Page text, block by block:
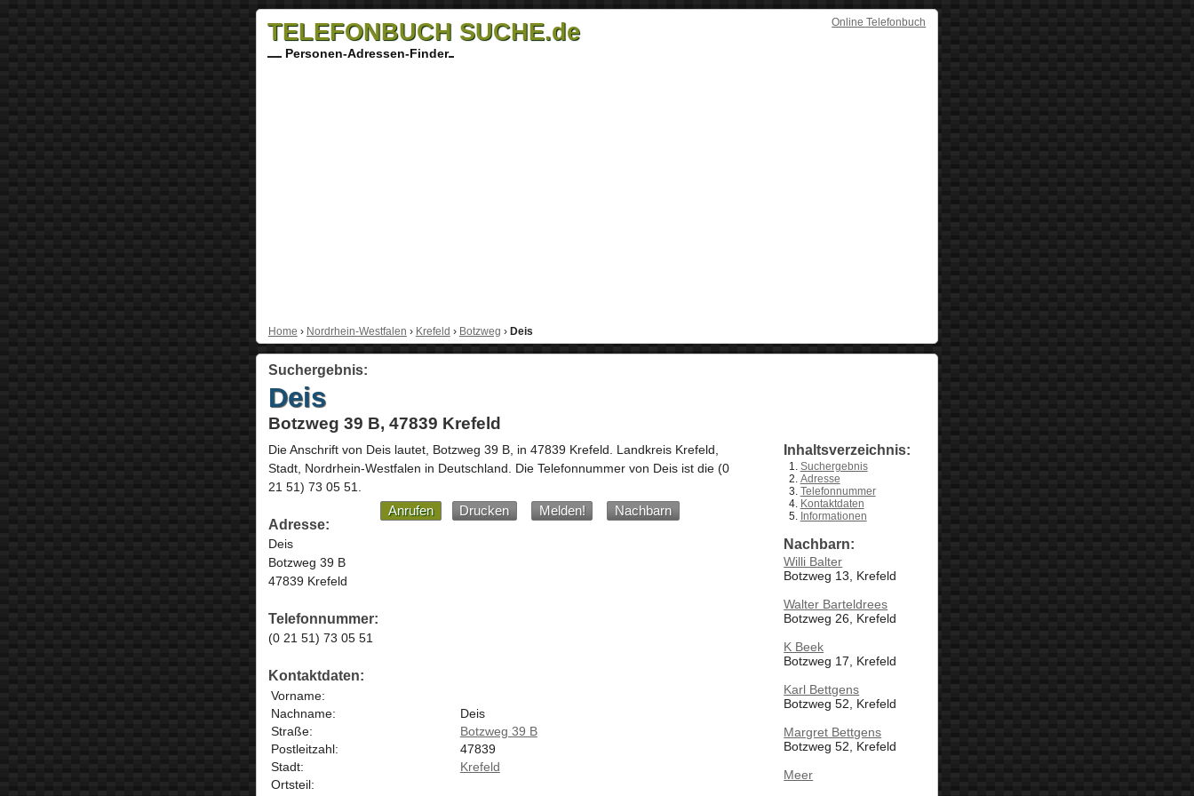
Online Telefonbuch
TELEFONBUCH SUCHE.de
Personen-Adressen-Finder
Home › Nordrhein-Westfalen › Krefeld › Botzweg › Deis
Suchergebnis:
Deis
Botzweg 39 B, 47839 Krefeld
Die Anschrift von Deislautet, Botzweg 39 B, in 47839 Krefeld . Landkreis Krefeld,
Stadt, Nordrhein-Westfalen in Deutschland Die Telefonnummer von Deis ist die (0
21 51) 73 05 51
Anrufen Drucken Melden!
Nachbarn
Adresse:
Deis
Botzweg 39 B
47839 Krefeld
Telefonnummer:
(0 21 51) 73 05 51
Kontaktdaten:
Vorname:
Nachname:
Deis
Straße:
Botzweg 39 B
Postleitzahl:
47839
Stadt:
Krefeld
Ortsteil:
Inhaltsverzeichnis:
Suchergebnis
Adresse
Telefonnummer
Kontaktdaten
Informationen
Nachbarn:
Willi Balter
Botzweg 13, Krefeld
Walter Barteldrees
Botzweg 26, Krefeld
K Beek
Botzweg 17, Krefeld
Karl Bettgens
Botzweg 52, Krefeld
Margret Bettgens
Botzweg 52, Krefeld
Meer